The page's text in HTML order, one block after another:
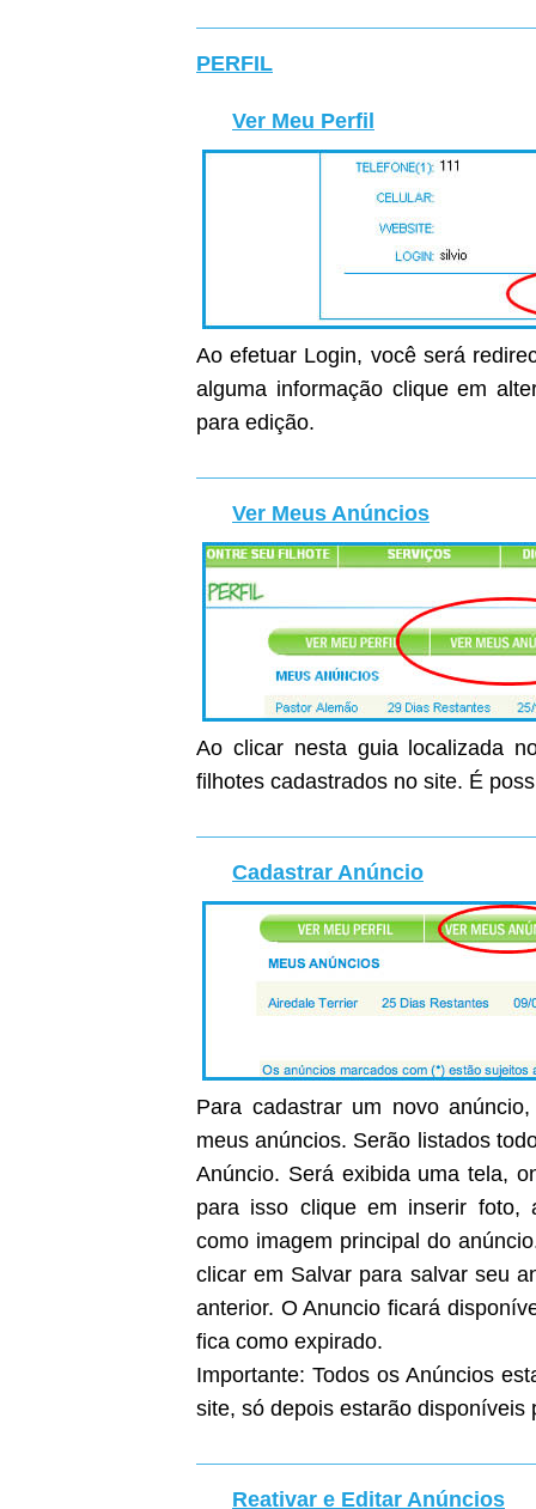
PERFIL
Ver Meu Perfil
Ao efetuar Login, você será
alguma informação clique em
para edição.
Ver Meus Anúncios
Ao clicar nesta guia localizada
filhotes cadastrados no site. É
Cadastrar Anúncio
Para cadastrar um novo anúncio,
meus anúncios. Serão listados
Anúncio. Será exibida uma tela,
para isso clique em inserir
como imagem principal do
clicar em Salvar para salvar seu
anterior. O Anuncio ficará
fica como expirado.
Importante: Todos os Anúncios
site, só depois estarão disponíveis
Reativar e Editar Anúncios